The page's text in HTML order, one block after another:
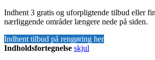
Indhent 3 gratis og uforpligtende tilbud eller
nærliggende områder længere nede på siden.
Indhent tilbud på rengøring her
Indholdsfortegnelse skjul